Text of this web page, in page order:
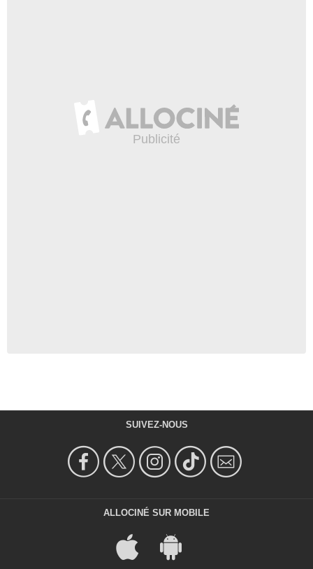
SUIVEZ-NOUS
ALLOCINÉ SUR MOBILE